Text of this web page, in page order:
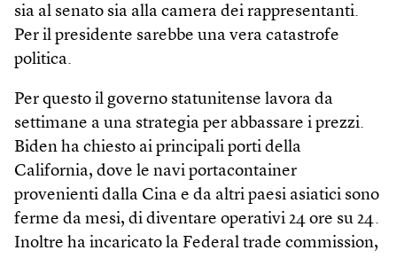
sia al senato sia alla camera dei rappresentanti.
Per il presidente sarebbe una vera catastrofe
politica.
Per questo il governo statunitense lavora da
settimane a una strategia per abbassare i prezzi.
Biden ha chiesto ai principali porti della
California, dove le navi portacontainer
provenienti dalla Cina e da altri paesi asiatici sono
ferme da mesi, di diventare operativi 24 ore su 24.
Inoltre ha incaricato la Federal trade commission,